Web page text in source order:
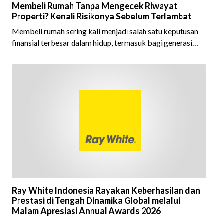
Membeli Rumah Tanpa Mengecek Riwayat
Properti? Kenali Risikonya Sebelum Terlambat
Membeli rumah sering kali menjadi salah satu keputusan
finansial terbesar dalam hidup, termasuk bagi generasi
kepemilikan hunian maupun investasi properti. Namun
fokus pada harga atau lokasi tanpa memperhatikan
Ray White Indonesia Rayakan Keberhasilan dan
Prestasi di Tengah Dinamika Global melalui
Malam Apresiasi Annual Awards 2026